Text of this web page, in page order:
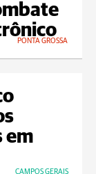
PONTA GROSSA
em
CAMPOS GERAIS